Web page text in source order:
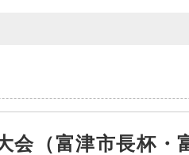
会（富津市長杯・